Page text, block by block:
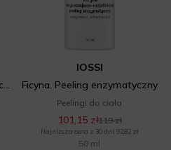
Acerola Mini. Cytrusowa esencja
IOSSI
Ficyna. Peeling enzymatyczny
Peelingi do ciała
101,15 zł119 zł
Najniższa cena z 30 dni: 92,82 zł
50 ml